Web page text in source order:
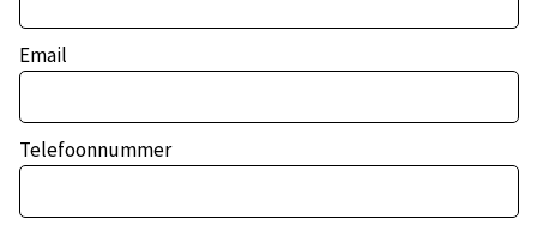
Email
Telefoonnummer